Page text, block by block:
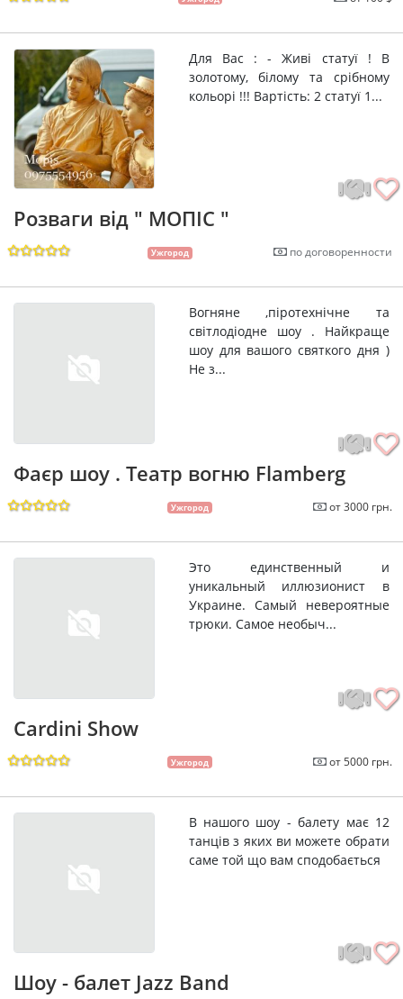
Для Вас : - Живі статуї ! В
золотому, білому та срібному
кольорі !!! Вартість: 2 статуї 1...
Розваги від " МОПІС "
Ужгород по договоренности
Вогняне ,піротехнічне та
світлодіодне шоу . Найкраще
шоу для вашого святкого дня )
Не з...
Фаєр шоу . Театр вогню Flamberg
Ужгород от 3000 грн.
Это единственный и
уникальный иллюзионист в
Украине. Самый невероятные
трюки. Самое необыч...
Cardini Show
Ужгород от 5000 грн.
В нашого шоу - балету має 12
танців з яких ви можете обрати
саме той що вам сподобається
Шоу - балет Jazz Band